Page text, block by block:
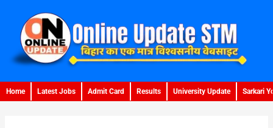
content
Home Latest Jobs Admit Card Results University Update Sarkari